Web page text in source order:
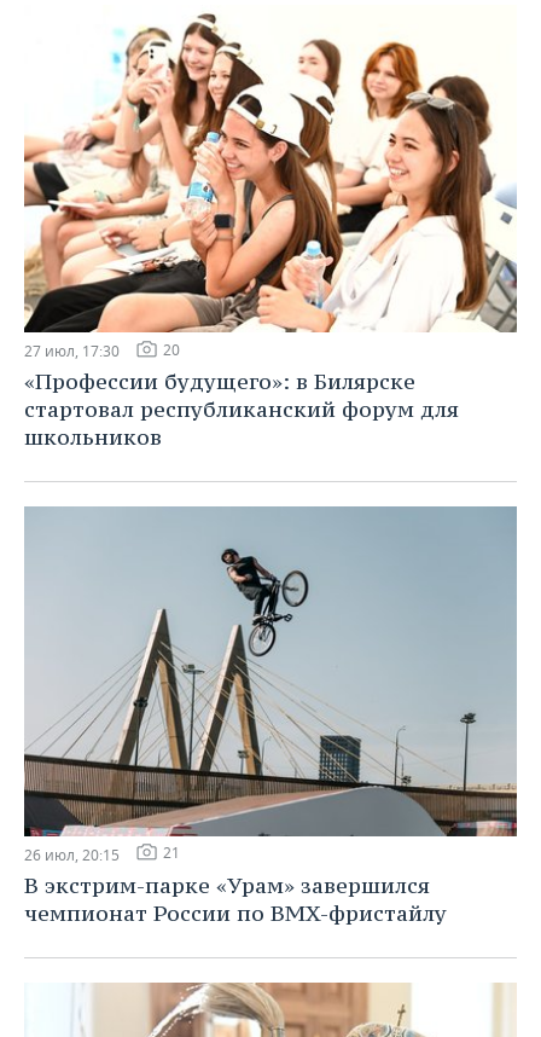
27 июл, 17:30 20
«Профессии будущего»: в Билярске
стартовал республиканский форум для
школьников
26 июл, 20:15 21
В экстрим-парке «Урам» завершился
чемпионат России по BMX-фристайлу